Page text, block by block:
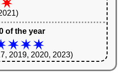
of the year
2019, 2020, 2023)